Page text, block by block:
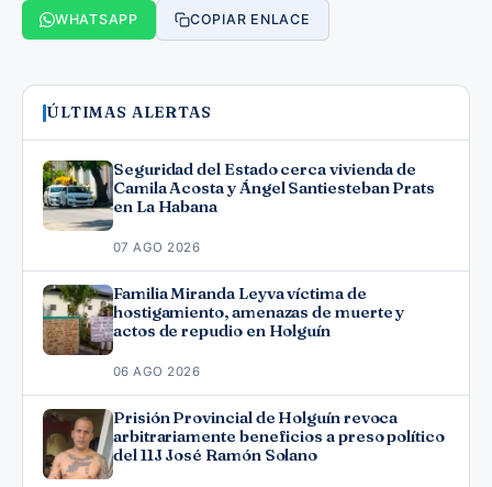
WHATSAPP COPIAR ENLACE
ÚLTIMAS ALERTAS
Seguridad del Estado cerca vivienda de
Camila Acosta y Ángel Santiesteban Prats
en La Habana
07 AGO 2026
Familia Miranda Leyva víctima de
hostigamiento, amenazas de muerte y
actos de repudio en Holguín
06 AGO 2026
Prisión Provincial de Holguín revoca
arbitrariamente beneficios a preso político
del 11J José Ramón Solano